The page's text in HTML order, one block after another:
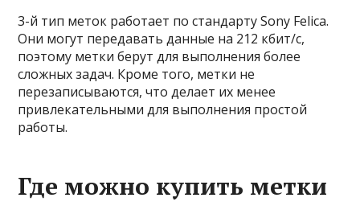
3-й тип меток работает по стандарту Sony Felica.
Они могут передавать данные на 212 кбит/с,
поэтому метки берут для выполнения более
сложных задач. Кроме того, метки не
перезаписываются, что делает их менее
привлекательными для выполнения простой
работы.
Где можно купить метки